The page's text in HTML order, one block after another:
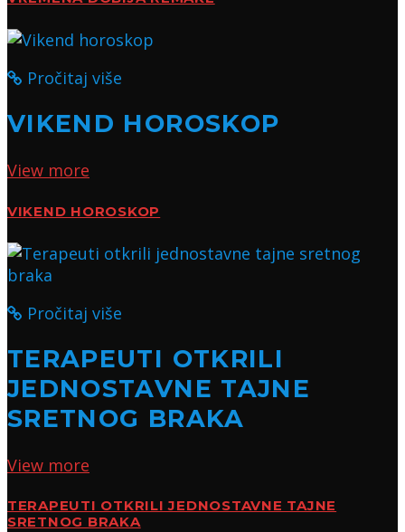
Pročitaj više
VIKEND HOROSKOP
View more
VIKEND HOROSKOP
Pročitaj više
TERAPEUTI OTKRILI
JEDNOSTAVNE TAJNE
SRETNOG BRAKA
View more
TERAPEUTI OTKRILI JEDNOSTAVNE TAJNE
SRETNOG BRAKA